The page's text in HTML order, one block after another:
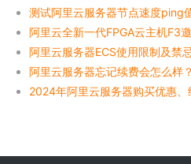
测试阿里云服务器节点速度ping
阿里云全新一代FPGA云主机F3
阿里云服务器ECS使用限制及禁
阿里云服务器忘记续费会怎么样？